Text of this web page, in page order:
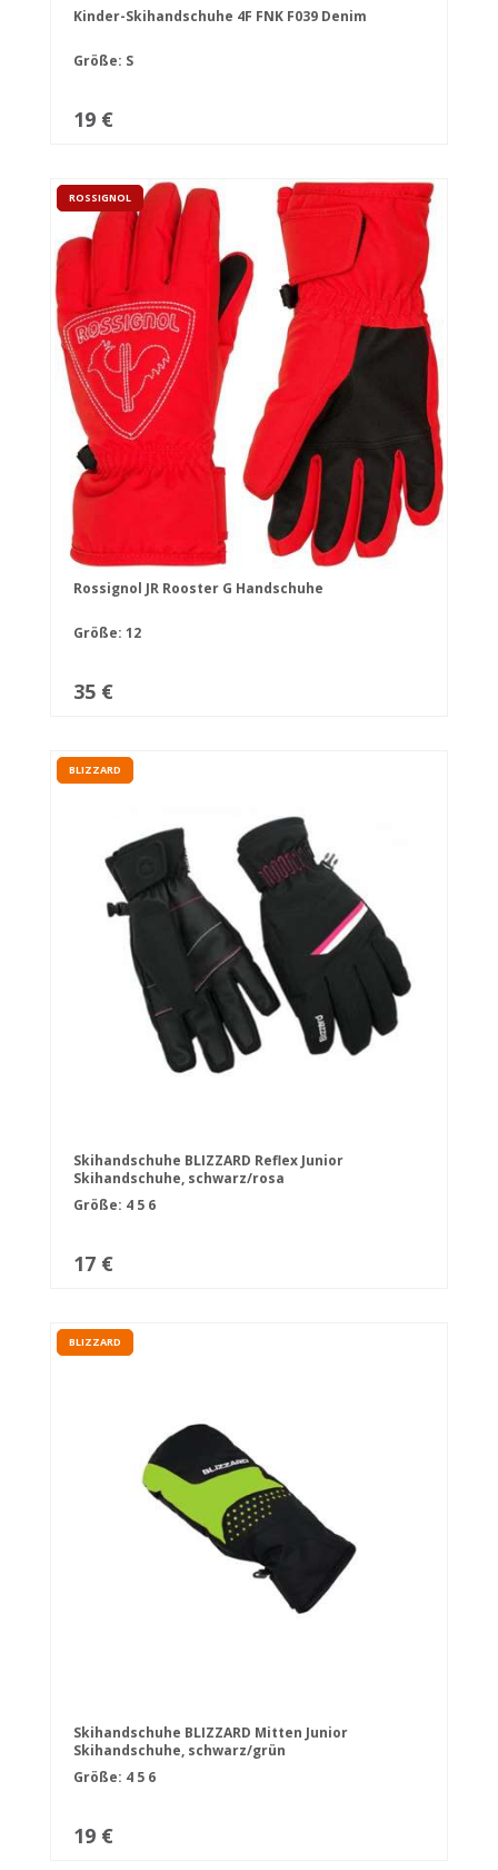
Kinder-Skihandschuhe 4F FNK F039 Denim
Größe: S
19 €
ROSSIGNOL
Rossignol JR Rooster G Handschuhe
Größe: 12
35 €
BLIZZARD
Skihandschuhe BLIZZARD Reflex Junior
Skihandschuhe, schwarz/rosa
Größe: 4 5 6
17 €
BLIZZARD
Skihandschuhe BLIZZARD Mitten Junior
Skihandschuhe, schwarz/grün
Größe: 4 5 6
19 €